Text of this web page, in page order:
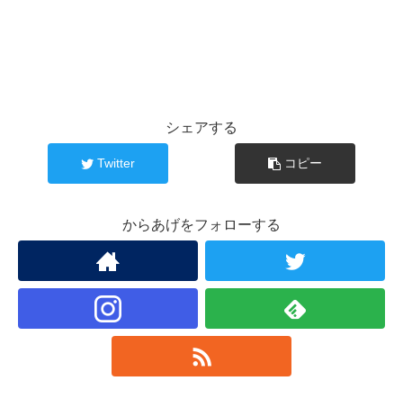
シェアする
Twitter コピー
からあげをフォローする